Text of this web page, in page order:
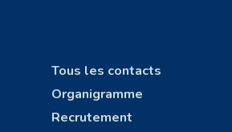
Tous les contacts
Organigramme
Recrutement